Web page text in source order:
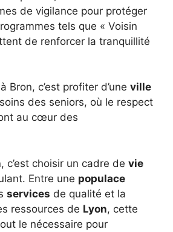
de vigilance pour protéger
tels que « Voisin
de renforcer la tranquillité
Bron, c’est profiter d’une ville
des seniors, où le respect
au cœur des
c’est choisir un cadre de vie
Entre une populace
services de qualité et la
ressources de Lyon, cette
le nécessaire pour